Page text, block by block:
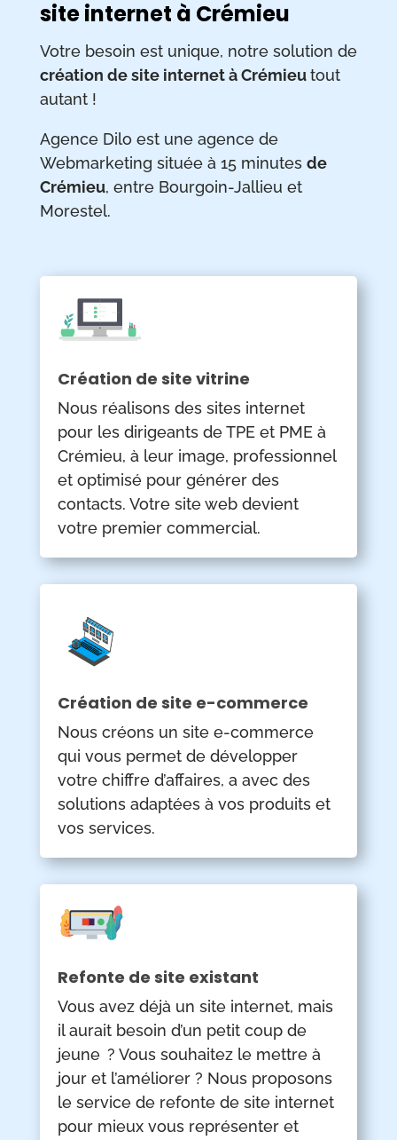
site internet à Crémieu
Votre besoin est unique, notre solution de
création de site internet à Crémieutout
autant !
Agence Dilo est une agence de
Webmarketing située à 15 minutes de
Crémieu, entre Bourgoin-Jallieu et
Morestel.
Création de site vitrine
Nous réalisons des sites internet
pour les dirigeants de TPE et PME à
Crémieu, à leur image, professionnel
et optimisé pour générer des
contacts. Votre site web devient
votre premier commercial.
Création de site e-commerce
Nous créons un site e-commerce
qui vous permet de développer
votre chiffre d’affaires, a avec des
solutions adaptées à vos produits et
vos services.
Refonte de site existant
Vous avez déjà un site internet, mais
il aurait besoin d’un petit coup de
jeune ? Vous souhaitez le mettre à
jour et l’améliorer ? Nous proposons
le service de refonte de site internet
pour mieux vous représenter et